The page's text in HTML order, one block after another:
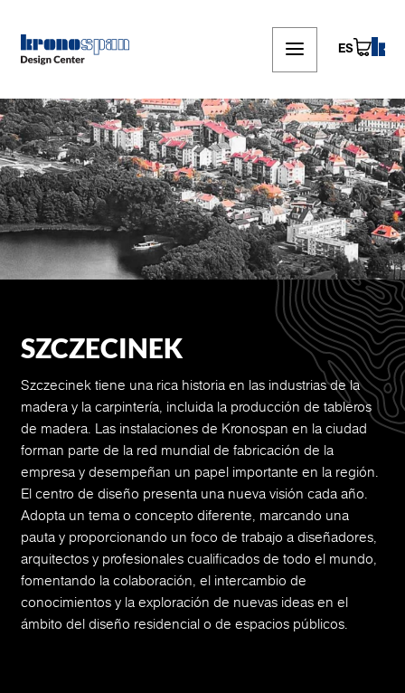
content
ES
SZCZECINEK
Szczecinek tiene una rica historia en las industrias de la
madera y la carpintería, incluida la producción de tableros
de madera. Las instalaciones de Kronospan en la ciudad
forman parte de la red mundial de fabricación de la
empresa y desempeñan un papel importante en la región.
El centro de diseño presenta una nueva visión cada año.
Adopta un tema o concepto diferente, marcando una
pauta y proporcionando un foco de trabajo a diseñadores,
arquitectos y profesionales cualificados de todo el mundo,
fomentando la colaboración, el intercambio de
conocimientos y la exploración de nuevas ideas en el
ámbito del diseño residencial o de espacios públicos.